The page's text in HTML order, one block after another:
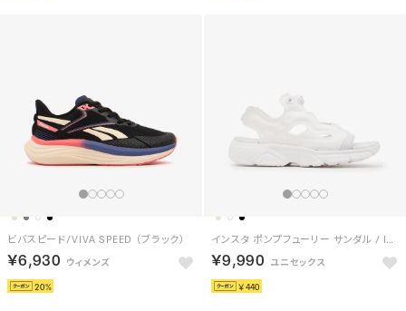
ビバスピード/VIVA SPEED （ブラック）
￥6,930
20
インスタ ポンプフューリー サンダル / INSTAPUMP FURY SANDAL （ホワイト）
￥9,990
￥440